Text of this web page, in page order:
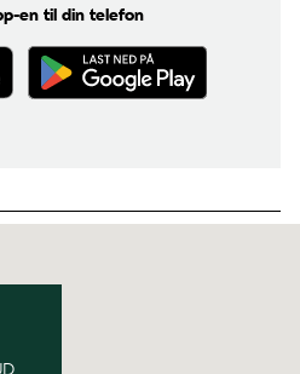
en til din telefon